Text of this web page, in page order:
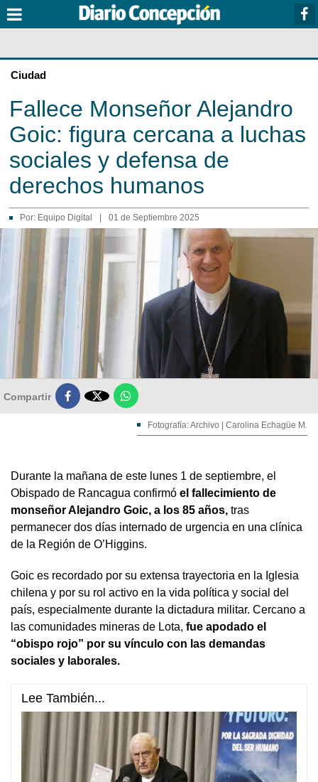
Ciudad
Fallece Monseñor Alejandro
Goic: figura cercana a luchas
sociales y defensa de
derechos humanos
Por: Equipo Digital 01 de Septiembre 2025
Compartir 
Fotografía: Archivo | Carolina Echagüe M.
Durante la mañana de este lunes 1 de septiembre, el
Obispado de Rancagua confirmó el fallecimiento de
monseñor Alejandro Goic, a los 85 años, tras
permanecer dos días internado de urgencia en una clínica
de la Región de O’Higgins.
Goic es recordado por su extensa trayectoria en la Iglesia
chilena y por su rol activo en la vida política y social del
país, especialmente durante la dictadura militar. Cercano a
las comunidades mineras de Lota, fue apodado el
“obispo rojo” por su vínculo con las demandas
sociales y laborales.
Lee También...